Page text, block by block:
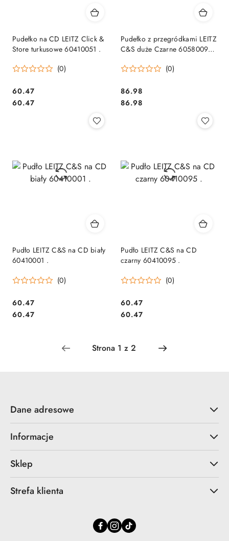
Pudełko na CD LEITZ Click &
Store turkusowe 60410051 .
(0)
Cena:
60.47
Cena:
60.47
Pudełko z przegródkami LEITZ
C&S duże Czarne 60580095
(0)
Cena:
86.98
Cena:
86.98
Pudło LEITZ C&S na CD biały
60410001 .
(0)
Cena:
60.47
Cena:
60.47
Pudło LEITZ C&S na CD
czarny 60410095 .
(0)
Cena:
60.47
Cena:
60.47
Dane adresowe
Informacje
Sklep
Strefa klienta